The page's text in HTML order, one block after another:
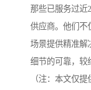
那些已服务过近
供应商。他们不
场景提供精准解
细节的可靠，较
（注：本文仅